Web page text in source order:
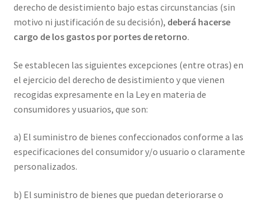
derecho de desistimiento bajo estas circunstancias (sin
motivo ni justificación de su decisión), deberá hacerse
cargo de los gastos por portes de retorno.
Se establecen las siguientes excepciones (entre otras) en
el ejercicio del derecho de desistimiento y que vienen
recogidas expresamente en la Ley en materia de
consumidores y usuarios, que son:
a) El suministro de bienes confeccionados conforme a las
especificaciones del consumidor y/o usuario o claramente
personalizados.
b) El suministro de bienes que puedan deteriorarse o